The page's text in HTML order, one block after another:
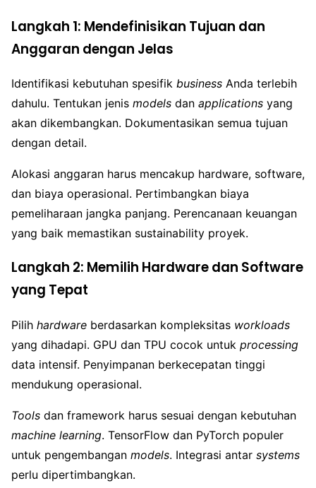
Langkah 1: Mendefinisikan Tujuan dan
Anggaran dengan Jelas
Identifikasi kebutuhan spesifik business Anda terlebih
dahulu. Tentukan jenis models dan applications yang
akan dikembangkan. Dokumentasikan semua tujuan
dengan detail.
Alokasi anggaran harus mencakup hardware, software,
dan biaya operasional. Pertimbangkan biaya
pemeliharaan jangka panjang. Perencanaan keuangan
yang baik memastikan sustainability proyek.
Langkah 2: Memilih Hardware dan Software
yang Tepat
Pilih hardware berdasarkan kompleksitas workloads
yang dihadapi. GPU dan TPU cocok untuk processing
data intensif. Penyimpanan berkecepatan tinggi
mendukung operasional.
Tools dan framework harus sesuai dengan kebutuhan
machine learning. TensorFlow dan PyTorch populer
untuk pengembangan models. Integrasi antar systems
perlu dipertimbangkan.